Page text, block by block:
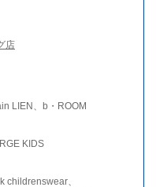
店
LIEN、b・ROOM
KIDS
childrenswear、